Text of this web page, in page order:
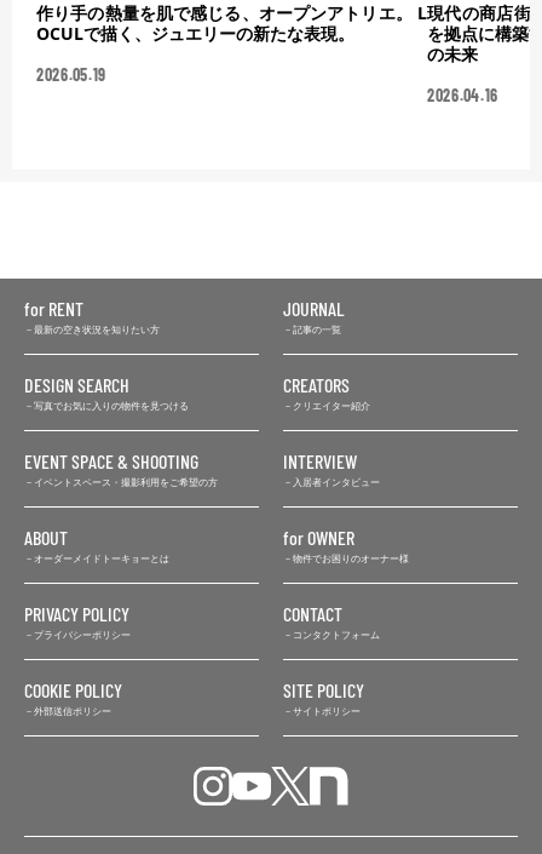
作り手の熱量を肌で感じる、オープンアトリエ。 L
OCULで描く、ジュエリーの新たな表現。
2026.05.19
現代の商店街
を拠点に構築
の未来
2026.04.16
for RENT
最新の空き状況を知りたい方
JOURNAL
記事の一覧
DESIGN SEARCH
写真でお気に入りの物件を見つける
CREATORS
クリエイター紹介
EVENT SPACE & SHOOTING
イベントスペース・撮影利用をご希望の方
INTERVIEW
入居者インタビュー
ABOUT
オーダーメイドトーキョーとは
for OWNER
物件でお困りのオーナー様
PRIVACY POLICY
プライバシーポリシー
CONTACT
コンタクトフォーム
COOKIE POLICY
外部送信ポリシー
SITE POLICY
サイトポリシー